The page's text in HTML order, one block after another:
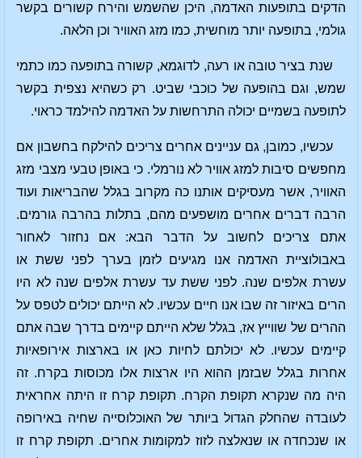
הדקים בתופעות האדמה, היכן שהשמש והירח קשורים בקשר
גולמי, בתופעה יותר מוחשית, כמו מזג האוויר וכן הלאה.
שנת בציר טובה או רעה, לדוגמא, קשורה בתופעה כמו כתמי
שמש, וגם בהופעה של כוכבי שביט. רק כשהיא נצפית בקשר
לתופעה בשמיים יכולה התרחשות על האדמה להילמד כראוי.
עכשיו, כמובן, גם עניינים אחרים צריכים להילקח בחשבון אם
מחפשים סיבות למזג אוויר לא נורמלי. כי באופן טבעי מצבי מזג
האוויר, אשר מעסיקים אותנו כה מקרוב בגלל שהבריאות ועוד
הרבה דברים אחרים מושפעים מהם, בתלות בהרבה גורמים.
אתם צריכים לחשוב על הדבר הבא: אם נחזור לאחור
באבולוציית האדמה אנו מגיעים לזמן בערך לפני ששת או
עשרת אלפים שנה. לפני ששת עד עשרת אלפים שנה לא היו
הרים באיזור זה שבו אנו חיים עכשיו. לא הייתם יכולים לטפס על
ההרים של שווייץ אז, בגלל שלא הייתם קיימים בדרך שבה אתם
קיימים עכשיו. לא יכולתם לחיות כאן או בארצות אירופאיות
אחרות בגלל שבזמן ההוא היו ארצות אלו מכוסות בקרח. זה
היה מה שנקרא תקופת הקרח. תקופת קרח זו היתה אחראית
לעובדה שהחלק הגדול ביותר של האוכלוסייה שחיה באירופה
או שנכחדה או שנאלצה לזוז למקומות אחרים. תקופת קרח זו